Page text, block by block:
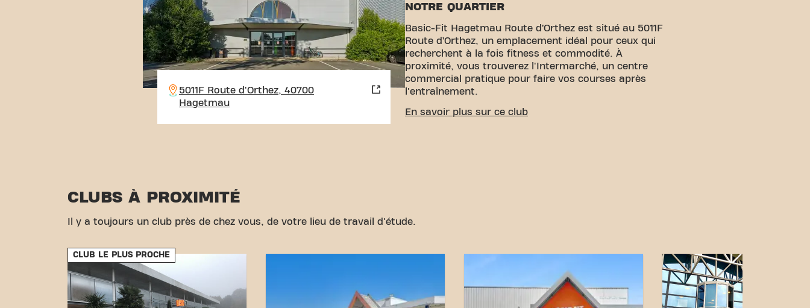
5011F Route d'Orthez, 40700
Hagetmau
NOTRE QUARTIER
Basic-Fit Hagetmau Route d’Orthez est situé au 5011F
Route d’Orthez, un emplacement idéal pour ceux qui
recherchent à la fois fitness et commodité. À
proximité, vous trouverez l'Intermarché, un centre
commercial pratique pour faire vos courses après
l'entraînement.
ACCESSIBILITÉ FACILE
partie de notre communauté fitness.
En savoir plus sur ce club
CLUBS À PROXIMITÉ
Il y a toujours un club près de chez vous, de votre lieu de travail d'étude.
CLUB LE PLUS PROCHE